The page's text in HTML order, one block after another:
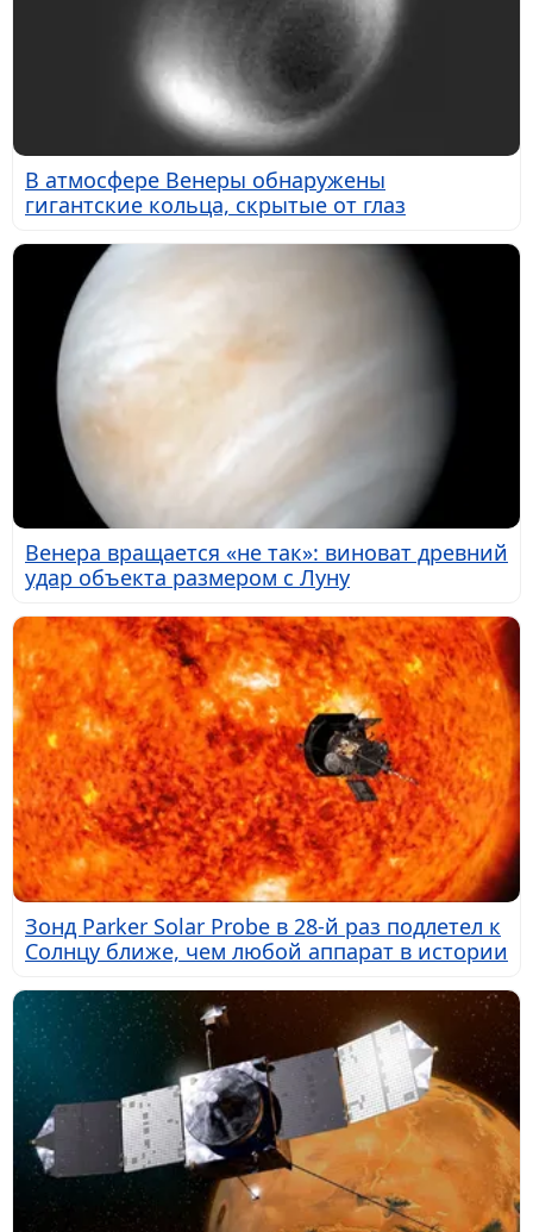
В атмосфере Венеры обнаружены
гигантские кольца, скрытые от глаз
Венера вращается «не так»: виноват древний
удар объекта размером с Луну
Зонд Parker Solar Probe в 28-й раз подлетел к
Солнцу ближе, чем любой аппарат в истории